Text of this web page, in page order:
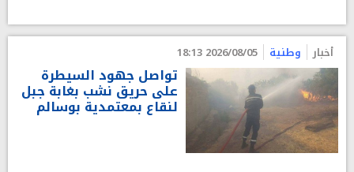
أخبار وطنية 2026/08/05 18:13
تواصل جهود السيطرة
على حريق نشب بغابة جبل
لنقاع بمعتمدية بوسالم